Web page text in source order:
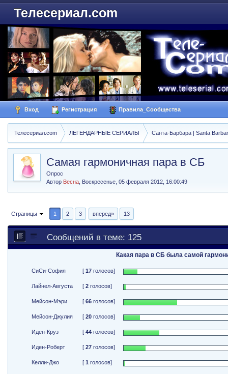
Телесериал.com
Вход Регистрация Правила_Сообщества
Телесериал.com ЛЕГЕНДАРНЫЕ СЕРИАЛЫ Санта-Барбара | Santa
Самая гармоничная пара в СБ
Опрос
Автор Весна Воскресенье, 05 февраля 2012, 16:00:49
Страницы 1 2 3 вперед» 13
Сообщений в теме: 125
Какая пара в СБ была самой
СиСи-София [17 голосов]
Лайнел-Августа [2 голосов]
Мейсон-Мэри [66 голосов]
Мейсон-Джулия [20 голосов]
Иден-Круз [44 голосов]
Иден-Роберт [27 голосов]
Келли-Джо [1 голосов]